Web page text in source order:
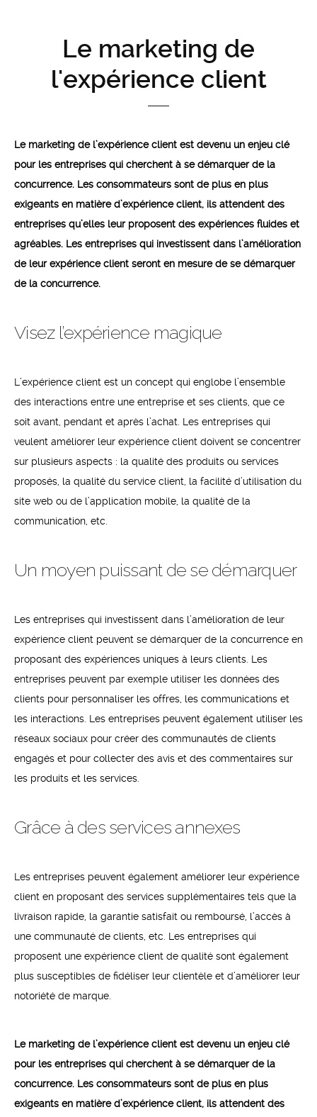
Le marketing de
l'expérience client
Le marketing de l’expérience client est devenu un enjeu clé
pour les entreprises qui cherchent à se démarquer de la
concurrence. Les consommateurs sont de plus en plus
exigeants en matière d’expérience client, ils attendent des
entreprises qu’elles leur proposent des expériences fluides et
agréables. Les entreprises qui investissent dans l’amélioration
de leur expérience client seront en mesure de se démarquer
de la concurrence.
Visez l’expérience magique
L’expérience client est un concept qui englobe l’ensemble
des interactions entre une entreprise et ses clients, que ce
soit avant, pendant et après l’achat. Les entreprises qui
veulent améliorer leur expérience client doivent se concentrer
sur plusieurs aspects : la qualité des produits ou services
proposés, la qualité du service client, la facilité d’utilisation du
site web ou de l’application mobile, la qualité de la
communication, etc.
Un moyen puissant de se démarquer
Les entreprises qui investissent dans l’amélioration de leur
expérience client peuvent se démarquer de la concurrence en
proposant des expériences uniques à leurs clients. Les
entreprises peuvent par exemple utiliser les données des
clients pour personnaliser les offres, les communications et
les interactions. Les entreprises peuvent également utiliser les
réseaux sociaux pour créer des communautés de clients
engagés et pour collecter des avis et des commentaires sur
les produits et les services.
Grâce à des services annexes
Les entreprises peuvent également améliorer leur expérience
client en proposant des services supplémentaires tels que la
livraison rapide, la garantie satisfait ou remboursé, l’accès à
une communauté de clients, etc. Les entreprises qui
proposent une expérience client de qualité sont également
plus susceptibles de fidéliser leur clientèle et d’améliorer leur
notoriété de marque.
Le marketing de l’expérience client est devenu un enjeu clé
pour les entreprises qui cherchent à se démarquer de la
concurrence. Les consommateurs sont de plus en plus
exigeants en matière d’expérience client, ils attendent des